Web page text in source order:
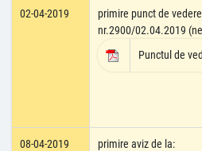
02-04-2019
primire punct de
nr.2900/02.04.2019
Punctul de
08-04-2019
primire aviz de la: